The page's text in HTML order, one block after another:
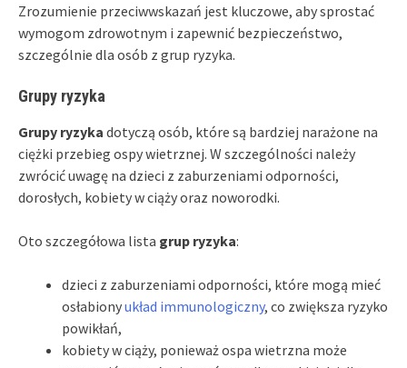
Zrozumienie przeciwwskazań jest kluczowe, aby sprostać
wymogom zdrowotnym i zapewnić bezpieczeństwo,
szczególnie dla osób z grup ryzyka.
Grupy ryzyka
Grupy ryzyka dotyczą osób, które są bardziej narażone na
ciężki przebieg ospy wietrznej. W szczególności należy
zwrócić uwagę na dzieci z zaburzeniami odporności,
dorosłych, kobiety w ciąży oraz noworodki.
Oto szczegółowa lista grup ryzyka:
dzieci z zaburzeniami odporności, które mogą mieć
osłabionyukład immunologiczny, co zwiększa ryzyko
powikłań,
kobiety w ciąży, ponieważ ospa wietrzna może